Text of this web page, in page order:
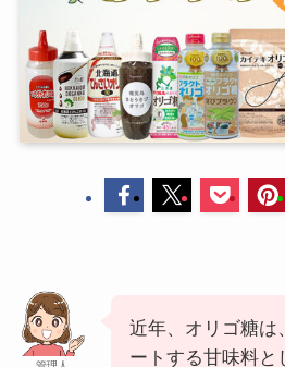
近年、オリゴ糖は
ートする甘味料と